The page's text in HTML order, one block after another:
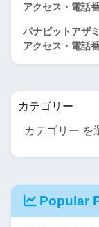
アクセス・電話
パナピットアザ
アクセス・電話
カテゴリー
Popular